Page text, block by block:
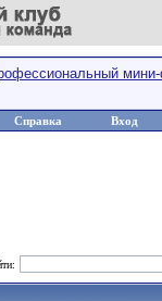
Справка Вход